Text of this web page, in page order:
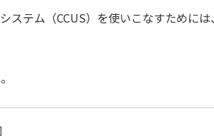
テム（CCUS）を使いこなすために